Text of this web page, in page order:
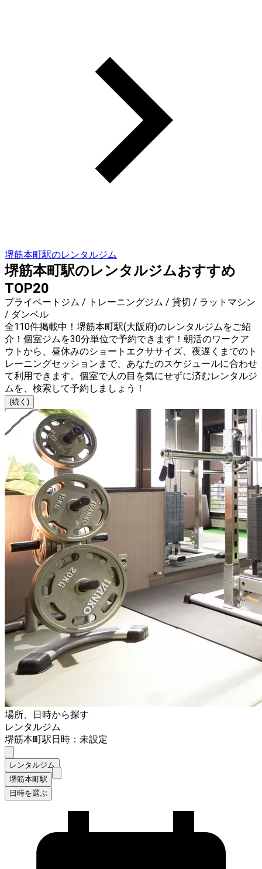
堺筋本町駅のレンタルジム
堺筋本町駅のレンタルジムおすすめ
TOP20
プライベートジム / トレーニングジム / 貸切 / ラットマシン
/ ダンベル
全110件掲載中！堺筋本町駅(大阪府)のレンタルジムをご紹
介！個室ジムを30分単位で予約できます！朝活のワークア
ウトから、昼休みのショートエクササイズ、夜遅くまでのト
レーニングセッションまで、あなたのスケジュールに合わせ
て利用できます。個室で人の目を気にせずに済むレンタルジ
ムを、検索して予約しましょう！
(続く)
場所、日時から探す
レンタルジム
堺筋本町駅日時：未設定
レンタルジム
堺筋本町駅
日時を選ぶ